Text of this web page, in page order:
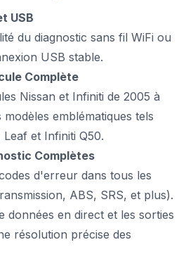
USB
du diagnostic sans fil WiFi ou
USB stable.
Complète
Nissan et Infiniti de 2005 à
emblématiques tels
et Infiniti Q50.
Complètes
d'erreur dans tous les
ABS, SRS, et plus).
données en direct et les sorties
résolution précise des